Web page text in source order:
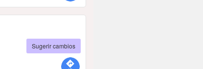
Sugerir cambios